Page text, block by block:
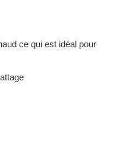
ce qui est idéal pour